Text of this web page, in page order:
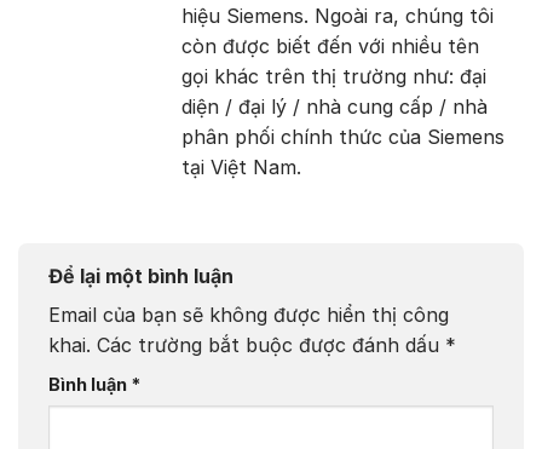
hiệu Siemens. Ngoài ra, chúng tôi
còn được biết đến với nhiều tên
gọi khác trên thị trường như: đại
diện / đại lý / nhà cung cấp / nhà
phân phối chính thức của Siemens
tại Việt Nam.
Để lại một bình luận
Email của bạn sẽ không được hiển thị công
khai. Các trường bắt buộc được đánh dấu *
Bình luận *